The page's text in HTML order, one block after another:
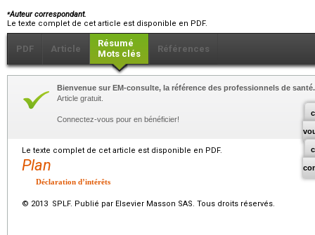
⁎Auteur correspondant.
Le texte complet de cet article est disponible en PDF.
PDF Article
Résumé
Mots clés
Références
Bienvenue sur EM-consulte, la référence des professionnels de santé.
Article gratuit.
Connectez-vous pour en bénéficier!
Le texte complet de cet article est disponible en PDF.
Plan
Déclaration d’intérêts
© 2013 SPLF. Publié par Elsevier Masson SAS. Tous droits réservés.